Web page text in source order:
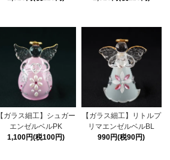
【ガラス細工】シュガー
エンゼルベルPK
1,100円(税100円)
【ガラス細工】リトルプ
リマエンゼルベルBL
990円(税90円)